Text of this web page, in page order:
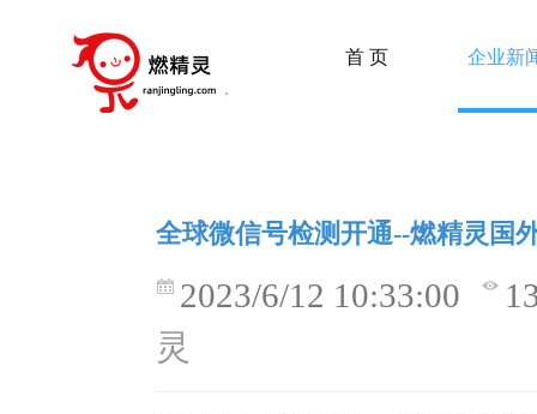
首 页 企业新
全球微信号检测开通--燃精灵国
2023/6/12 10:33:00
灵